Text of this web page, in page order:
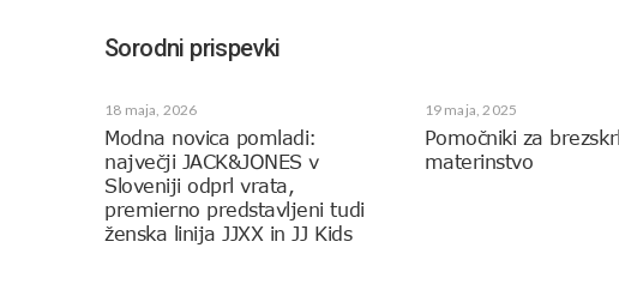
Sorodni prispevki
18 maja, 2026
Modna novica pomladi:
največji JACK&JONES v
Sloveniji odprl vrata,
premierno predstavljeni tudi
ženska linija JJXX in JJ Kids
19 maja, 2025
Pomočniki za
materinstvo